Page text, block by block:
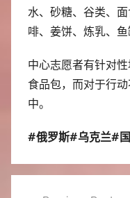
水、砂糖、谷类、
啡、姜饼、炼乳、鱼
中心志愿者有针对
食品包，而对于行
中。
#俄罗斯#乌克兰#